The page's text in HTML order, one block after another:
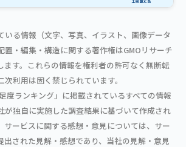
いる情報（文字、写真、イラスト、画像データ
置・編集・構造に関する著作権はGMOリサーチ
ます。これらの情報を権利者の許可なく無断転
利用は固く禁じられています。
度ランキング」に掲載されているすべての情報
が独自に実施した調査結果に基づいて作成され
サービスに関する感想・意見については、サー
出された見解・感想であり、当社の見解・意見